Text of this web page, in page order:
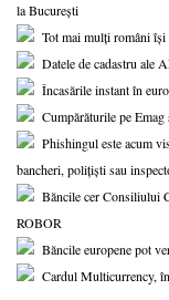
la București
Tot mai mulți români își
Datele de cadastru ale
Încasările instant în
Cumpărăturile pe
Phishingul este acum
bancheri, polițiști sau
Băncile cer Consiliului
ROBOR
Băncile europene pot
Cardul Multicurrency,